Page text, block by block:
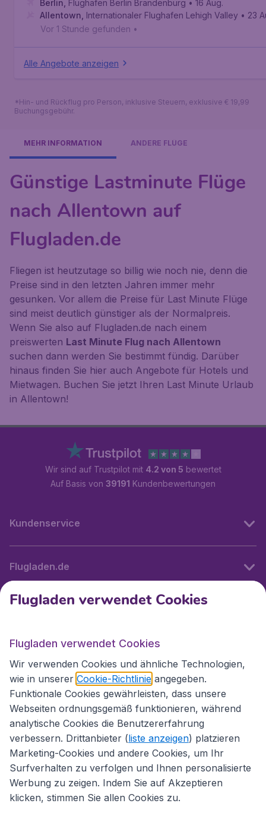
Berlin Flughafen Berlin Brandenburg • 16 Aug.
Allentown Internationaler Flughafen Lehigh Valley • 23
Vor 1 Stunde gefunden •
Alle Angebote anzeigen
*Hin- und Rückflug pro Person, inklusive Steuern, exklusive € 19,99
Buchungsgebühr.
MEHR INFORMATION ANDERE FLÜGE
Günstige Lastminute Flüge
nach Allentown auf
Flugladen.de
Fliegen ist heutzutage so billig wie noch nie, denn die
Preise sind in den letzten Jahren immer mehr
gesunken. Vor allem die Preise für Last Minute Flüge
sind meist deutlich günstiger als der Normalpreis.
Wenn Sie also auf Flugladen.de nach einem
preiswerten Last Minute Flug nach Allentown
suchen dann werden Sie bestimmt fündig. Darüber
hinaus finden Sie hier auch Angebote für Hotels und
Mietwagen. Buchen Sie jetzt Ihren Last Minute Urlaub
in Allentown!
Wir sind auf Trustpilot mit 4.2 von 5 bewertet
Auf Basis von 39191 Kundenbewertungen
Kundenservice
Flugladen.de
Internationale Webseiten
Folgen Sie uns:
Flugladen verwendet Cookies
Flugladen verwendet Cookies
Wir verwenden Cookies und ähnliche Technologien,
wie in unserer Cookie-Richtlinie angegeben.
Funktionale Cookies gewährleisten, dass unsere
Webseiten ordnungsgemäß funktionieren, während
analytische Cookies die Benutzererfahrung
verbessern. Drittanbieter (liste anzeigen) platzieren
Marketing-Cookies und andere Cookies, um Ihr
Surfverhalten zu verfolgen und Ihnen personalisierte
Werbung zu zeigen. Indem Sie auf Akzeptieren
klicken, stimmen Sie allen Cookies zu.